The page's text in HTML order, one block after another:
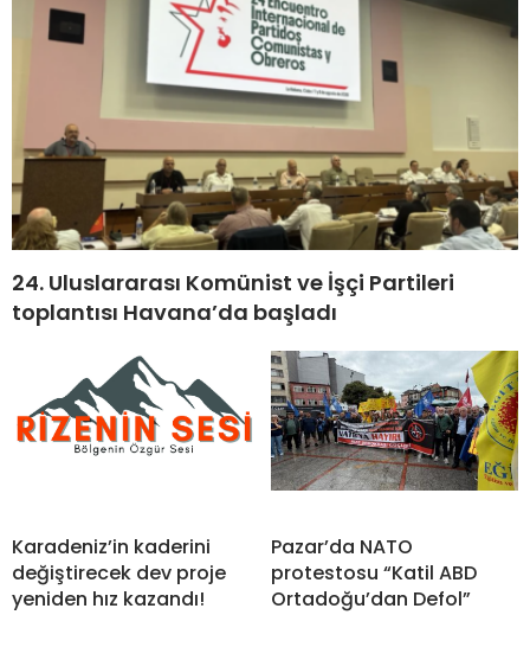
24. Uluslararası Komünist ve İşçi Partileri
toplantısı Havana’da başladı
Karadeniz’in kaderini
değiştirecek dev proje
yeniden hız kazandı!
Pazar’da NATO
protestosu “Katil ABD
Ortadoğu’dan Defol”